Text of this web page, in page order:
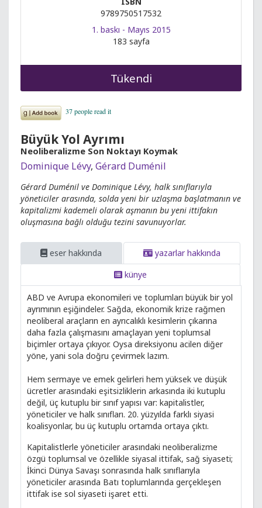
9789750517532
1. baskı - Mayıs 2015
183 sayfa
Tükendi
Büyük Yol Ayrımı
Neoliberalizme Son Noktayı Koymak
Dominique Lévy, Gérard Duménil
Gérard Duménil ve Dominique Lévy, halk sınıflarıyla
yöneticiler arasında, solda yeni bir uzlaşma başlatmanın ve
kapitalizmi kademeli olarak aşmanın bu yeni ittifakın
oluşmasına bağlı olduğu tezini savunuyorlar.
eser hakkında
yazarlar hakkında
künye
ABD ve Avrupa ekonomileri ve toplumları büyük bir yol
ayrımının eşiğindeler. Sağda, ekonomik krize rağmen
neoliberal araçların en ayrıcalıklı kesimlerin çıkarına
daha fazla çalışmasını amaçlayan yeni toplumsal
biçimler ortaya çıkıyor. Oysa direksiyonu acilen diğer
yöne, yani sola doğru çevirmek lazım.
Hem sermaye ve emek gelirleri hem yüksek ve düşük
ücretler arasındaki eşitsizliklerin arkasında iki kutuplu
değil, üç kutuplu bir sınıf yapısı var: kapitalistler,
yöneticiler ve halk sınıfları. 20. yüzyılda farklı siyasi
koalisyonlar, bu üç kutuplu ortamda ortaya çıktı.
Kapitalistlerle yöneticiler arasındaki neoliberalizme
özgü toplumsal ve özellikle siyasal ittifak, sağ siyaseti;
İkinci Dünya Savaşı sonrasında halk sınıflarıyla
yöneticiler arasında Batı toplumlarında gerçekleşen
ittifak ise sol siyaseti işaret etti.